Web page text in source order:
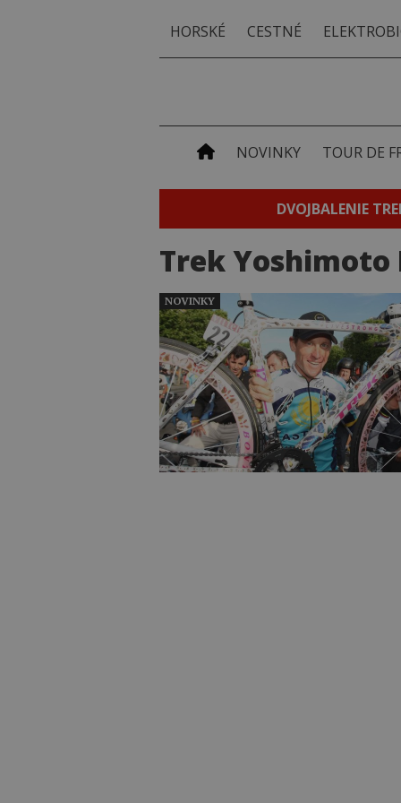
HORSKÉ CESTNÉ
NOVINKY TOUR DE
DVOJBALENIE
Trek Yoshimoto
NOVINKY